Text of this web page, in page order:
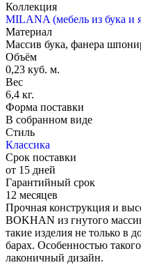
Коллекция
MILANA (мебель из бука и
Материал
Массив бука, фанера
Объём
0,23 куб. м.
Вес
6,4 кг.
Форма поставки
В собранном виде
Стиль
Классика
Срок поставки
от 15 дней
Гарантийный срок
12 месяцев
Прочная конструкция и
BOKHAN из гнутого
такие изделия не только в
барах. Особенностью
лаконичный дизайн.